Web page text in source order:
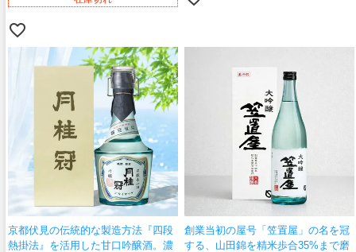
京都伏見の伝統的な製造方法『四段
熱掛法』を活用した甘口吟醸酒。濃
創業当初の屋号「笠置屋」の名を冠
する、山田錦を精米歩合35%まで磨